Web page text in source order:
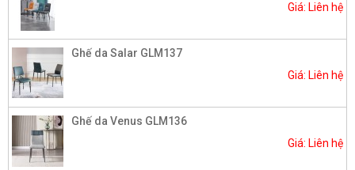
Giá: Liên hệ
Ghế da Salar GLM137
Giá: Liên hệ
Ghế da Venus GLM136
Giá: Liên hệ